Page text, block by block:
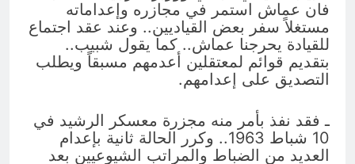
فان عماش استمر في مجازره وإعداماته
مستغلاً سفر بعض القياديين.. وعند عقد اجتماع
للقيادة يحرجنا عماش.. كما يقول شبيب..
بتقديم قوائم لمعتقلين أعدمهم مسبقاً ويطلب
التصديق على إعدامهم.
ـ فقد نفذ بأمر منه مجزرة معسكر الرشيد في
10 شباط 1963.. وكرر الحالة ثانية بإعدام
العديد من الضباط والمراتب الشيوعيين بعد